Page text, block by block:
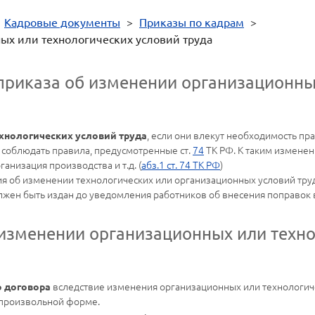
Кадровые документы > Приказы по кадрам >
или технологических условий труда
об изменении
условий труда, если они влекут необходимость
правила, предусмотренные ст. 74ТК РФ. К таким
производства и т.д. (абз.1 ст. 74 ТК РФ)
об изменении технологических или организационных условий
быть издан до уведомления работников об внесения поправок
организационных или
договора вследствие изменения организационных или
форме.